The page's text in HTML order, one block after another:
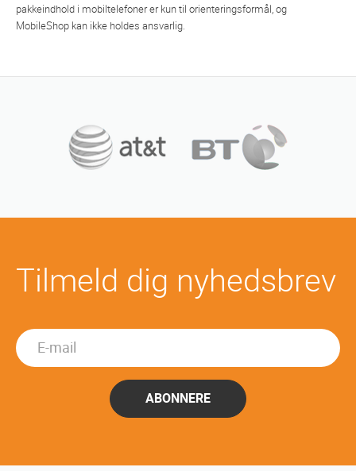
pakkeindhold i mobiltelefoner er kun til orienteringsformål, og
MobileShop kan ikke holdes ansvarlig.
Tilmeld dig nyhedsbrev
ABONNERE